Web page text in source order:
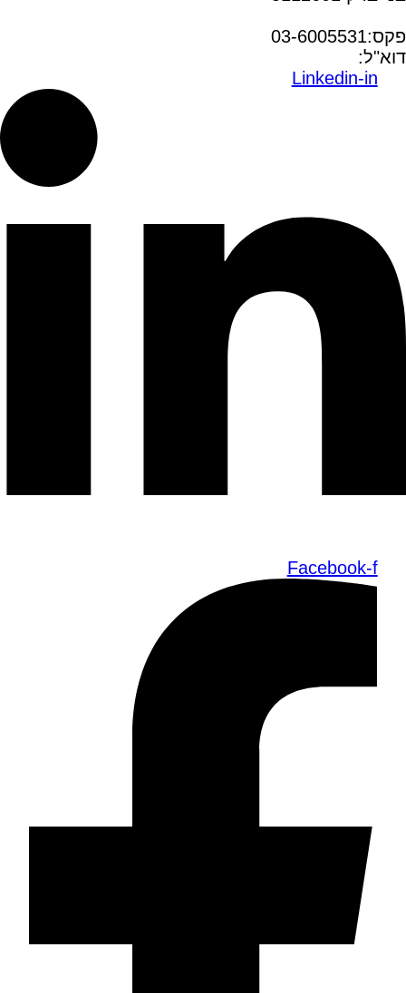
פקס:03-6005531
דוא"ל:
Linkedin-in
Facebook-f